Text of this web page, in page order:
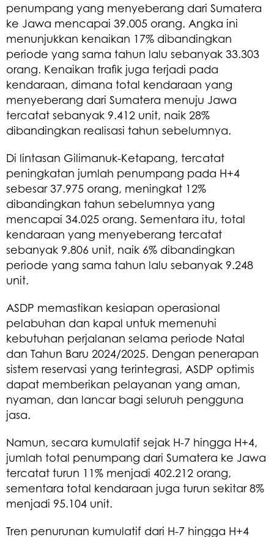
penumpang yang menyeberang dari Sumatera
ke Jawa mencapai 39.005 orang. Angka ini
menunjukkan kenaikan 17% dibandingkan
periode yang sama tahun lalu sebanyak 33.303
orang. Kenaikan trafik juga terjadi pada
kendaraan, dimana total kendaraan yang
menyeberang dari Sumatera menuju Jawa
tercatat sebanyak 9.412 unit, naik 28%
dibandingkan realisasi tahun sebelumnya.
Di lintasan Gilimanuk-Ketapang, tercatat
peningkatan jumlah penumpang pada H+4
sebesar 37.975 orang, meningkat 12%
dibandingkan tahun sebelumnya yang
mencapai 34.025 orang. Sementara itu, total
kendaraan yang menyeberang tercatat
sebanyak 9.806 unit, naik 6% dibandingkan
periode yang sama tahun lalu sebanyak 9.248
unit.
ASDP memastikan kesiapan operasional
pelabuhan dan kapal untuk memenuhi
kebutuhan perjalanan selama periode Natal
dan Tahun Baru 2024/2025. Dengan penerapan
sistem reservasi yang terintegrasi, ASDP optimis
dapat memberikan pelayanan yang aman,
nyaman, dan lancar bagi seluruh pengguna
jasa.
Namun, secara kumulatif sejak H-7 hingga H+4,
jumlah total penumpang dari Sumatera ke Jawa
tercatat turun 11% menjadi 402.212 orang,
sementara total kendaraan juga turun sekitar 8%
menjadi 95.104 unit.
Tren penurunan kumulatif dari H-7 hingga H+4